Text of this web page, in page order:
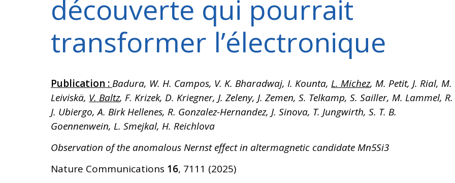
découverte qui pourrait
transformer l’électronique
Publication : Badura, W. H. Campos, V. K. Bharadwaj, I. Kounta, L. Michez, M. Petit, J. Rial, M.
Leiviskä, V. Baltz, F. Krizek, D. Kriegner, J. Zeleny, J. Zemen, S. Telkamp, S. Sailler, M. Lammel, R.
J. Ubiergo, A. Birk Hellenes, R. Gonzalez-Hernandez, J. Sinova, T. Jungwirth, S. T. B.
Goennenwein, L. Smejkal, H. Reichlova
Observation of the anomalous Nernst effect in altermagnetic candidateMn5Si3
Nature Communications 16, 7111 (2025)